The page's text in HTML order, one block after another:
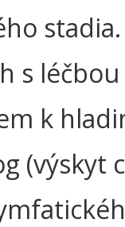
stadia.
s
k
(výskyt